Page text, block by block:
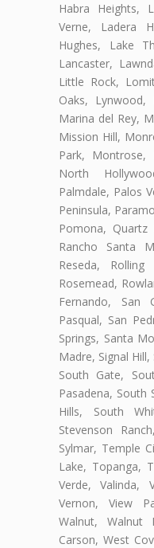
Habra Heights,
Verne, Ladera
Hughes, Lake
Lancaster,
Little Rock,
Oaks, Lynwood,
Marina del Rey,
Mission Hill,
Park,
North
Palmdale, Palos
Peninsula,
Pomona, Quartz
Rancho Santa
Reseda,
Rosemead,
Fernando, San
Pasqual, San
Springs, Santa
Madre, Signal
South Gate,
Pasadena, South
Hills, South
Stevenson
Sylmar, Temple
Lake, Topanga,
Verde, Valinda,
Vernon, View
Walnut, Walnut
Carson, West